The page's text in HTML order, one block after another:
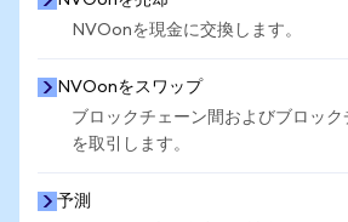
NVOonを現金に交換します。
NVOonをスワップ
ブロックチェーン間およびブロッ
を取引します。
予測